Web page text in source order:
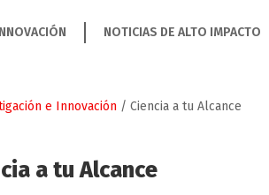
NOTICIAS DE ALTO IMPACTO
e Innovación / Ciencia a tu Alcance
a tu Alcance